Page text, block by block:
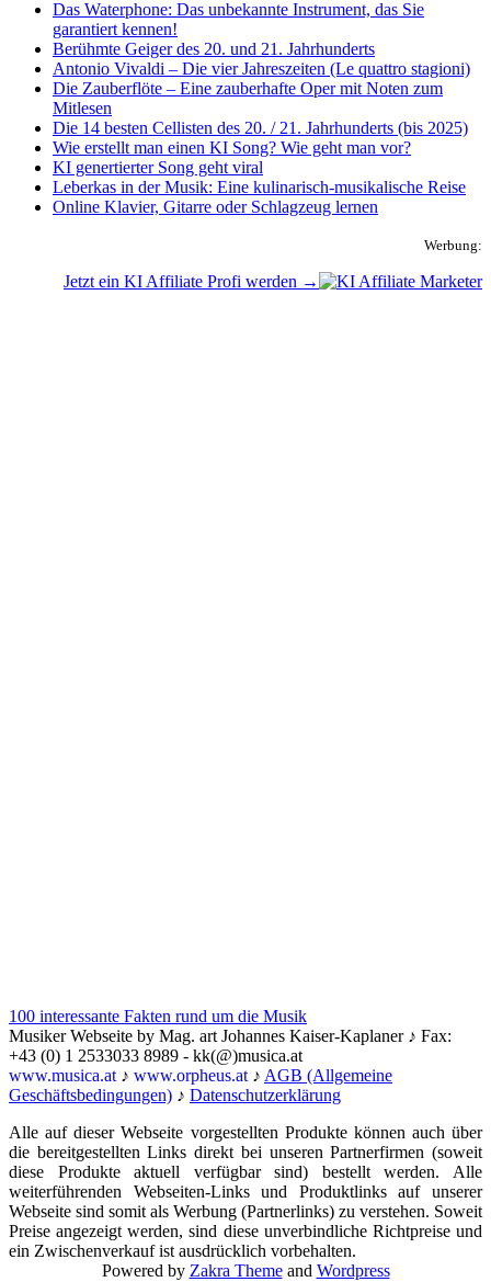
Das Waterphone: Das unbekannte Instrument, das Sie
garantiert kennen!
Berühmte Geiger des 20. und 21. Jahrhunderts
Antonio Vivaldi – Die vier Jahreszeiten (Le quattro stagioni)
Die Zauberflöte – Eine zauberhafte Oper mit Noten zum
Mitlesen
Die 14 besten Cellisten des 20. / 21. Jahrhunderts (bis 2025)
Wie erstellt man einen KI Song? Wie geht man vor?
KI genertierter Song geht viral
Leberkas in der Musik: Eine kulinarisch-musikalische Reise
Online Klavier, Gitarre oder Schlagzeug lernen
Werbung:
Jetzt ein KI Affiliate Profi werden →
100 interessante Fakten rund um die Musik
Musiker Webseite by Mag. art Johannes Kaiser-Kaplaner ♪ Fax:
+43 (0) 1 2533033 8989 - kk(@)musica.at
www.musica.at ♪ www.orpheus.at ♪ AGB (Allgemeine
Geschäftsbedingungen) ♪ Datenschutzerklärung
Alle auf dieser Webseite vorgestellten Produkte können auch über
die bereitgestellten Links direkt bei unseren Partnerfirmen (soweit
diese Produkte aktuell verfügbar sind) bestellt werden. Alle
weiterführenden Webseiten-Links und Produktlinks auf unserer
Webseite sind somit als Werbung (Partnerlinks) zu verstehen. Soweit
Preise angezeigt werden, sind diese unverbindliche Richtpreise und
ein Zwischenverkauf ist ausdrücklich vorbehalten.
Powered by Zakra Themeand Wordpress